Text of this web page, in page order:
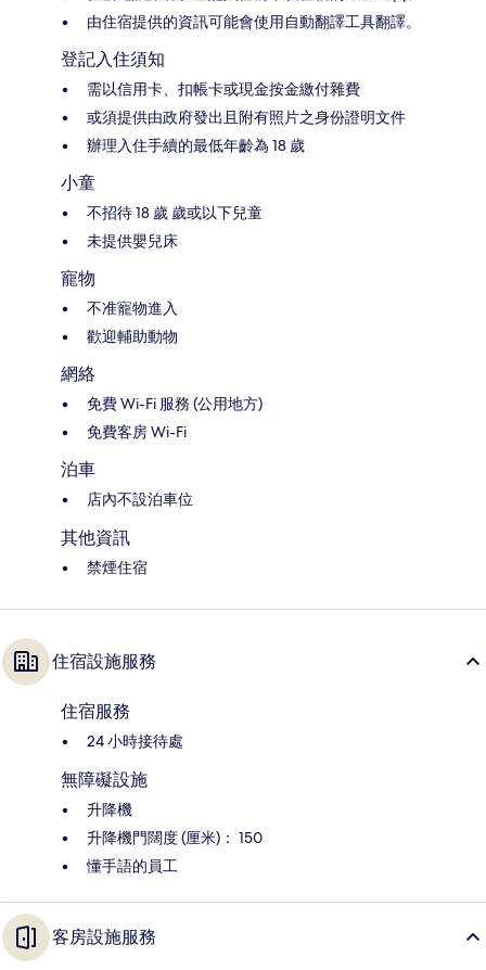
由住宿提供的資訊可能會使用自動翻譯工具翻譯。
登記入住須知
需以信用卡、扣帳卡或現金按金繳付雜費
或須提供由政府發出且附有照片之身份證明文件
辦理入住手續的最低年齡為 18 歲
小童
不招待 18 歲 歲或以下兒童
未提供嬰兒床
寵物
不准寵物進入
歡迎輔助動物
網絡
免費 Wi-Fi 服務 (公用地方)
免費客房 Wi-Fi
泊車
店內不設泊車位
其他資訊
禁煙住宿
住宿設施服務
住宿服務
24 小時接待處
無障礙設施
升降機
升降機門闊度 (厘米)： 150
懂手語的員工
客房設施服務